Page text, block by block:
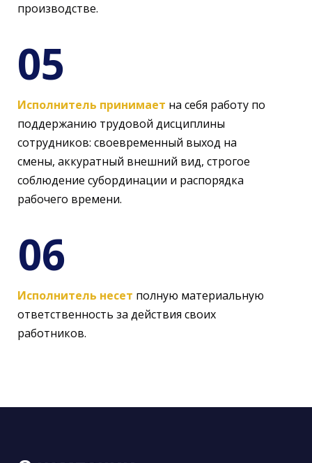
Исполнитель несет полную материальную
ответственность за действия своих
работников.
Исполнитель принимает на себя работу по
поддержанию трудовой дисциплины
сотрудников: своевременный выход на
смены, аккуратный внешний вид, строгое
соблюдение субординации и распорядка
рабочего времени.
производстве.
06
05